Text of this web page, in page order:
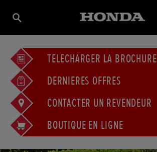
TÉLÉCHARGER LA BROCHURE
DERNIÈRES OFFRES
CONTACTER UN REVENDEUR
BOUTIQUE EN LIGNE